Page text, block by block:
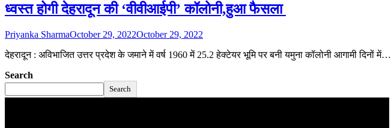
ध्वस्त होगी देहरादून की ‘वीवीआईपी’ कॉलोनी,हुआ फैसला
Priyanka SharmaOctober 29, 2022October 29, 2022
देहरादून : अविभाजित उत्तर प्रदेश के जमाने में वर्ष 1960 में 25.2 हेक्टेयर भूमि पर बनी यमुना कॉलोनी आगामी दिनों में…
Search
Search